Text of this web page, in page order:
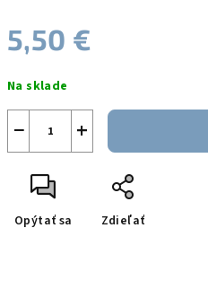
5,50 €
cena:
Na sklade
+
−
Opýtať sa Zdieľať